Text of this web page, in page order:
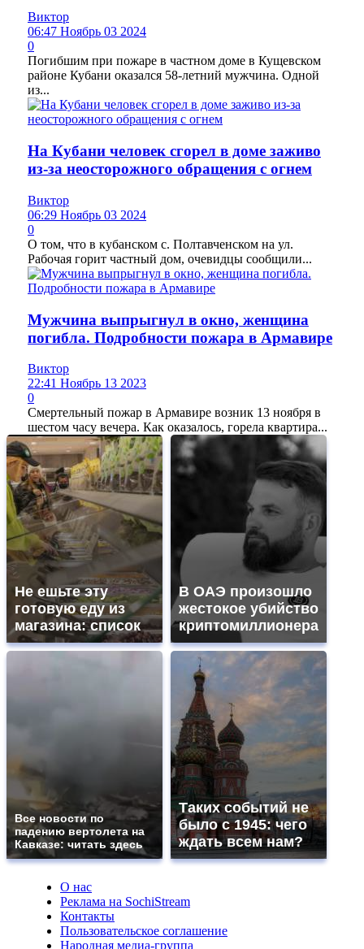
Виктор
06:47 Ноябрь 03 2024
0
Погибшим при пожаре в частном доме в Кущевском
районе Кубани оказался 58-летний мужчина. Одной
из...
На Кубани человек сгорел в доме заживо
из-за неосторожного обращения с огнем
Виктор
06:29 Ноябрь 03 2024
0
О том, что в кубанском с. Полтавченском на ул.
Рабочая горит частный дом, очевидцы сообщили...
Мужчина выпрыгнул в окно, женщина
погибла. Подробности пожара в Армавире
Виктор
22:41 Ноябрь 13 2023
0
Смертельный пожар в Армавире возник 13 ноября в
шестом часу вечера. Как оказалось, горела квартира...
Не ешьте эту
готовую еду из
магазина: список
В ОАЭ произошло
жестокое убийство
криптомиллионера
Все новости по
падению вертолета на
Кавказе: читать здесь
Таких событий не
было с 1945: чего
ждать всем нам?
О нас
Реклама на SochiStream
Контакты
Пользовательское соглашение
Народная медиа-группа